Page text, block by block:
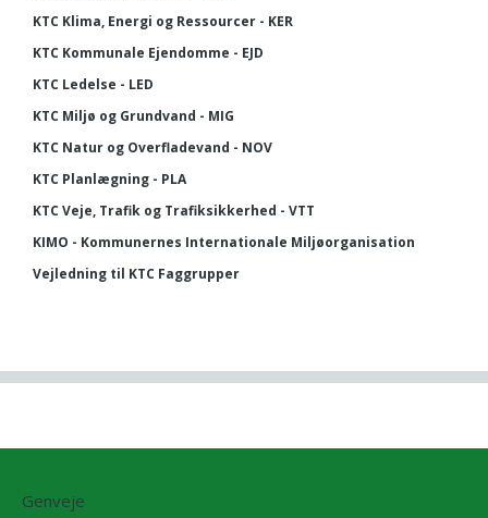
KTC Klima, Energi og Ressourcer - KER
KTC Kommunale Ejendomme - EJD
KTC Ledelse - LED
KTC Miljø og Grundvand - MIG
KTC Natur og Overfladevand - NOV
KTC Planlægning - PLA
KTC Veje, Trafik og Trafiksikkerhed - VTT
KIMO - Kommunernes Internationale Miljøorganisation
Vejledning til KTC Faggrupper
Genveje